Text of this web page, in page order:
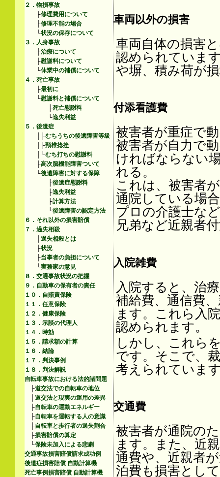
２．物損事故
├修理費用について
├修理不能の場合
└状況の保存について
３．人身事故
├治療について
├慰謝料について
└休業中の補償について
４．死亡事故
├最初に
└慰謝料と補償について
├死亡慰謝料
└逸失利益
５．後遺症
│├むちうちの後遺障害等級
│├頸椎捻挫
│└むち打ちの慰謝料
├高次脳機能障害ついて
└後遺障害に対する保障
├後遺症慰謝料
├逸失利益
├計算方法
└後遺障害の認定方法
６．それ以外の損害賠償
７．過失相殺
├過失相殺とは
├状況
├当事者の負担について
└実務家の意見
８．交通事故状況の把握
９．自動車の保有者の責任
１０．自賠責保険
１１．任意保険
１２．健康保険
１３．示談の代理人
１４．時効
１５．請求額の計算
１６．結論
１７．判決事例
１８．判決解説
自転車事故における法的諸問題
├道交法での自転車の地位
├道交法と現実の運用の差異
├自転車の運動エネルギー
├自転車を運転する人の意識
├自転車と歩行者の過失割合
├損害賠償の算定
└保険未加入による悲劇
交通事故損害賠償請求成功例
後遺症損害賠償 自動計算機
死亡事例損害賠償 自動計算機
車両以外の損害
車両自体の損害
認められていま
や塀、積み荷が
付添看護費
被害者が重症で
被害者が自力で
ければならない
れる。
これは、被害者
通院している場
プロの介護士な
兄弟など近親者
入院雑費
入院すると、治
補給費、通信費
ます。これら入
認められます。
しかし、これら
です。そこで、
考えられていま
交通費
被害者が通院の
ます。また、近
通費や、近親者
泊費も損害とし